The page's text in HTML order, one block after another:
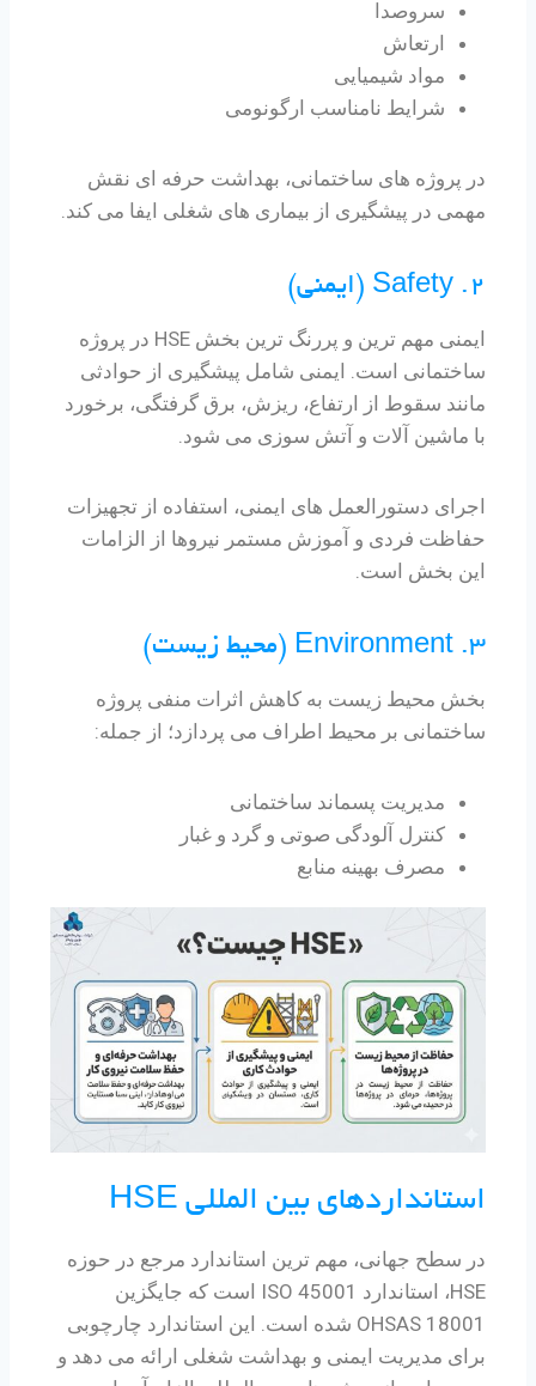
سروصدا
ارتعاش
مواد شیمیایی
شرایط نامناسب ارگونومی
در پروژه های ساختمانی، بهداشت حرفه ای نقش
مهمی در پیشگیری از بیماری های شغلی ایفا می کند.
2. Safety (ایمنی)
ایمنی مهم ترین و پررنگ ترین بخش HSE در پروژه
ساختمانی است. ایمنی شامل پیشگیری از حوادثی
مانند سقوط از ارتفاع، ریزش، برق گرفتگی، برخورد
با ماشین آلات و آتش سوزی می شود.
اجرای دستورالعمل های ایمنی، استفاده از تجهیزات
حفاظت فردی و آموزش مستمر نیروها از الزامات
این بخش است.
3. Environment (محیط زیست)
بخش محیط زیست به کاهش اثرات منفی پروژه
ساختمانی بر محیط اطراف می پردازد؛ از جمله:
مدیریت پسماند ساختمانی
کنترل آلودگی صوتی و گرد و غبار
مصرف بهینه منابع
استانداردهای بین المللی HSE
در سطح جهانی، مهم ترین استاندارد مرجع در حوزه
HSE، استاندارد ISO 45001 است که جایگزین
OHSAS 18001 شده است. این استاندارد چارچوبی
برای مدیریت ایمنی و بهداشت شغلی ارائه می دهد و